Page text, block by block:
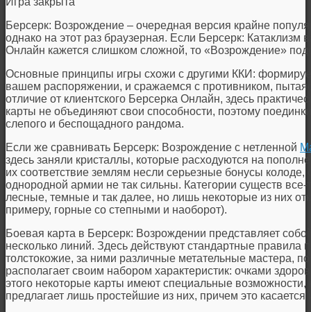
Берсерк: Возрождение – очередная версия крайне
однако на этот раз браузерная. Если Берсерк:
Онлайн кажется слишком сложной, то «Возрождение»
Основные принципы игры схожи с другими ККИ:
вашем распоряжении, и сражаемся с противником,
отличие от клиентского Берсерка Онлайн, здесь
карты не объединяют свои способности, поэтому
слепого и беспощадного рандома.
Если же сравнивать Берсерк: Возрождение с нетленной
здесь заняли кристаллы, которые расходуются на
их соответствие землям несли серьезные бонусы
однородной армии не так сильны. Категории существ
лесные, темные и так далее, но лишь некоторые из них
примеру, горные со степными и наоборот).
Боевая карта в Берсерк: Возрождении представляет
несколько линий. Здесь действуют стандартные правила
толстокожие, за ними различные метательные мастера,
располагает своим набором характеристик: очками
этого некоторые карты имеют специальные
предлагает лишь простейшие из них, причем это